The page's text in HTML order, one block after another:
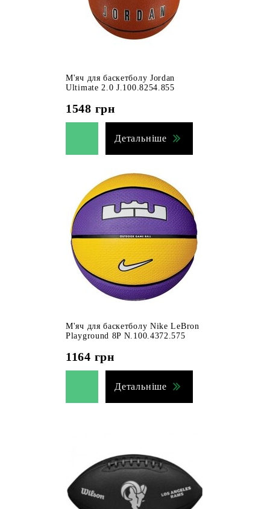
М'яч для баскетболу Jordan
Ultimate 2.0 J.100.8254.855
1548 грн
Детальніше
М'яч для баскетболу Nike LeBron
Playground 8P N.100.4372.575
1164 грн
Детальніше